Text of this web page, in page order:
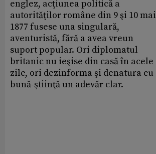
englez, acţiunea politică a
autorităţilor române din 9 şi 10 mai
1877 fusese una singulară,
aventuristă, fără a avea vreun
suport popular. Ori diplomatul
britanic nu ieşise din casă în acele
zile, ori dezinforma şi denatura cu
bună-ştiinţă un adevăr clar.